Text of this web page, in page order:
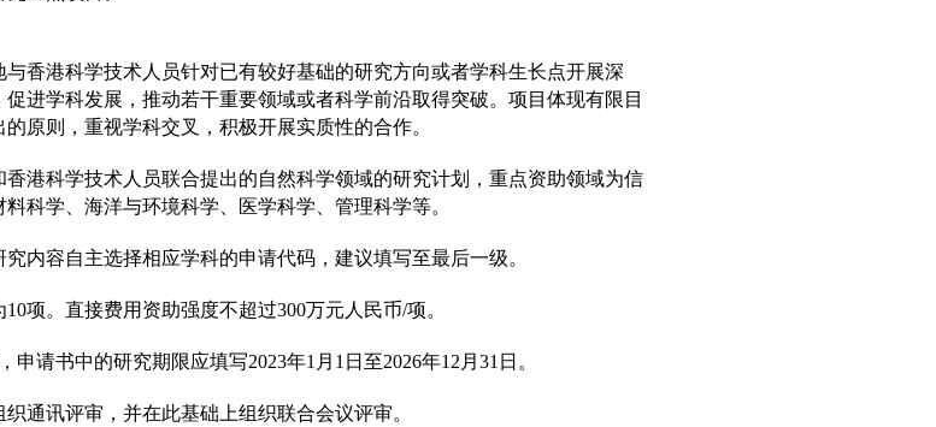
香港科学技术人员针对已有较好基础的研究方向或者学科生长点开展深
促进学科发展，推动若干重要领域或者科学前沿取得突破。项目体现有限目
原则，重视学科交叉，积极开展实质性的合作。
港科学技术人员联合提出的自然科学领域的研究计划，重点资助领域为信
科学、海洋与环境科学、医学科学、管理科学等。
内容自主选择相应学科的申请代码，建议填写至最后一级。
项。直接费用资助强度不超过300万元人民币/项。
申请书中的研究期限应填写2023年1月1日至2026年12月31日。
通讯评审，并在此基础上组织联合会议评审。